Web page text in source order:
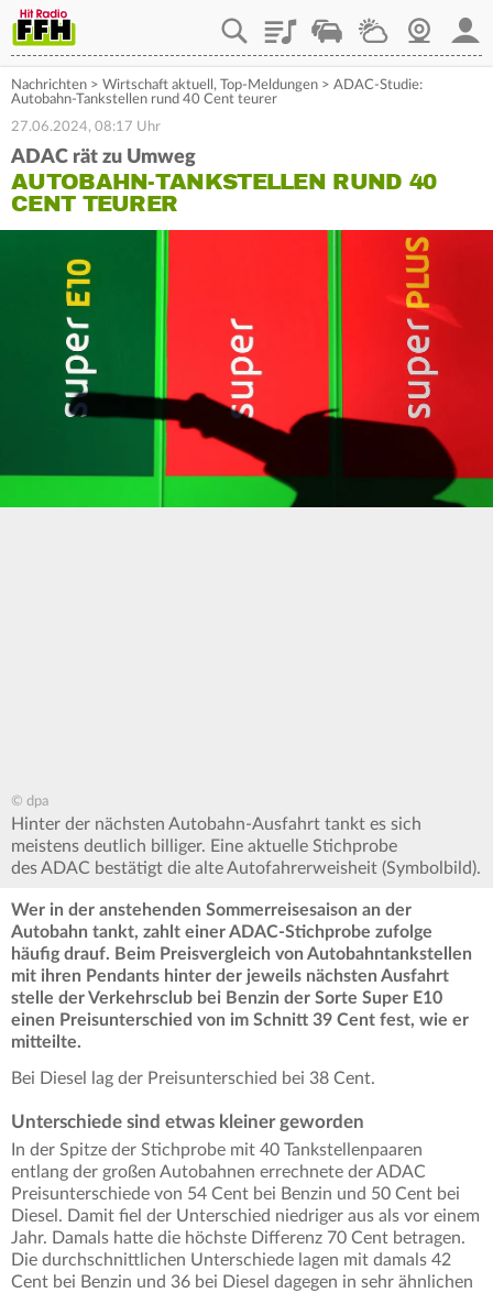
PlaylistStaupilotWetterWebcam
Nachrichten > Wirtschaft aktuell , Top-Meldungen > ADAC-Studie:
Autobahn-Tankstellen rund 40 Cent teurer
27.06.2024, 08:17 Uhr
ADAC rät zu Umweg
AUTOBAHN-TANKSTELLEN RUND 40
CENT TEURER
© dpa
Hinter der nächsten Autobahn-Ausfahrt tankt es sich
meistens deutlich billiger. Eine aktuelle Stichprobe
des ADAC bestätigt die alte Autofahrerweisheit (Symbolbild).
Wer in der anstehenden Sommerreisesaison an der
Autobahn tankt, zahlt einer ADAC-Stichprobe zufolge
häufig drauf. Beim Preisvergleich von Autobahntankstellen
mit ihren Pendants hinter der jeweils nächsten Ausfahrt
stelle der Verkehrsclub bei Benzin der Sorte Super E10
einen Preisunterschied von im Schnitt 39 Cent fest, wie er
mitteilte.
Bei Diesel lag der Preisunterschied bei 38 Cent.
Unterschiede sind etwas kleiner geworden
In der Spitze der Stichprobe mit 40 Tankstellenpaaren
entlang der großen Autobahnen errechnete der ADAC
Preisunterschiede von 54 Cent bei Benzin und 50 Cent bei
Diesel. Damit fiel der Unterschied niedriger aus als vor einem
Jahr. Damals hatte die höchste Differenz 70 Cent betragen.
Die durchschnittlichen Unterschiede lagen mit damals 42
Cent bei Benzin und 36 bei Diesel dagegen in sehr ähnlichen